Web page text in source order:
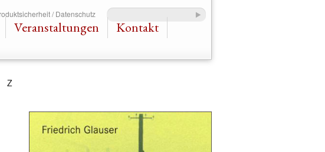
/ Datenschutz
Veranstaltungen
Kontakt
Z